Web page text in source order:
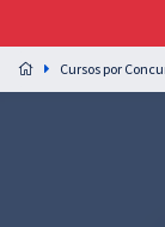
Preparação
residências em
Cursos por